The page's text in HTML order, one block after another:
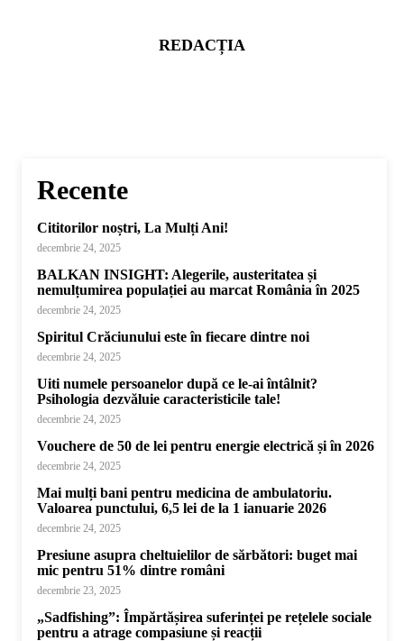
REDACȚIA
Recente
Cititorilor noștri, La Mulți Ani!
decembrie 24, 2025
BALKAN INSIGHT: Alegerile, austeritatea și
nemulțumirea populației au marcat România în 2025
decembrie 24, 2025
Spiritul Crăciunului este în fiecare dintre noi
decembrie 24, 2025
Uiti numele persoanelor după ce le-ai întâlnit?
Psihologia dezvăluie caracteristicile tale!
decembrie 24, 2025
Vouchere de 50 de lei pentru energie electrică și în 2026
decembrie 24, 2025
Mai mulți bani pentru medicina de ambulatoriu.
Valoarea punctului, 6,5 lei de la 1 ianuarie 2026
decembrie 24, 2025
Presiune asupra cheltuielilor de sărbători: buget mai
mic pentru 51% dintre români
decembrie 23, 2025
„Sadfishing”: Împărtășirea suferinței pe rețelele sociale
pentru a atrage compasiune și reacții